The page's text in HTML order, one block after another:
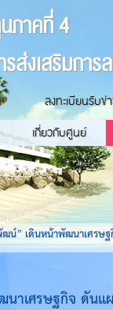
ภาคที่ 4
ส่งเสริมการ
ลงทะเบียนรับข่
เกี่ยวกับศูนย์
น์” เดินหน้าพัฒนาเศรษ
าเศรษฐกิจ ดันแ